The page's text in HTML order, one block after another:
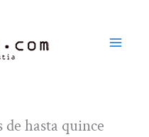
hasta quince